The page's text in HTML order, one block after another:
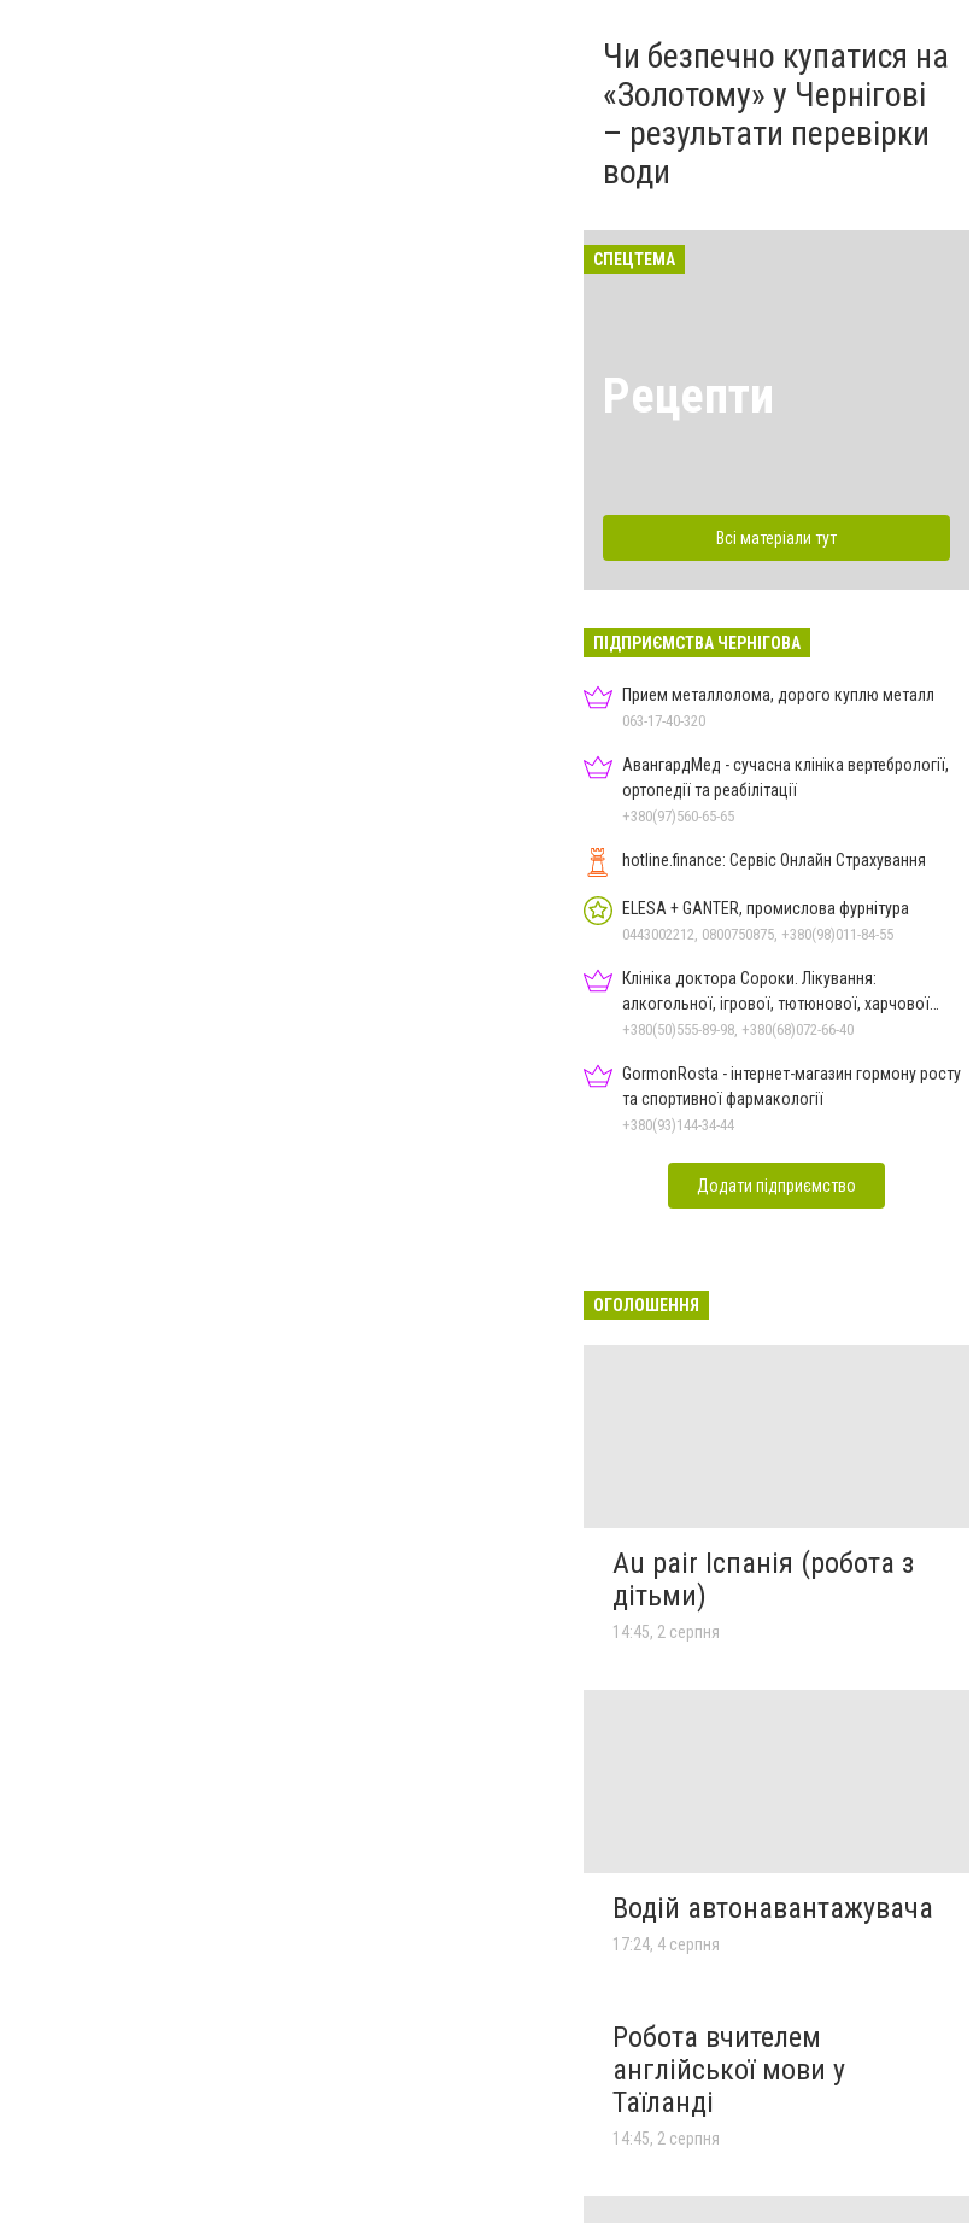
Чи безпечно купатися на
«Золотому» у Чернігові
– результати перевірки
води
СПЕЦТЕМА
Рецепти
Всі матеріали тут
ПІДПРИЄМСТВА ЧЕРНІГОВА
Прием металлолома, дорого куплю металл
063-17-40-320
АвангардМед - сучасна клініка вертебрології,
ортопедії та реабілітації
+380(97)560-65-65
hotline.finance: Сервіс Онлайн Страхування
ELESA + GANTER, промислова фурнітура
0443002212, 0800750875, +380(98)011-84-55
Клініка доктора Сороки. Лікування:
алкогольної, ігрової, тютюнової, харчової
залежностей, неврозів т
+380(50)555-89-98, +380(68)072-66-40
GormonRosta - інтернет-магазин гормону росту
та спортивної фармакології
+380(93)144-34-44
Додати підприємство
ОГОЛОШЕННЯ
Au pair Іспанія (робота з
дітьми)
14:45, 2 серпня
Водій автонавантажувача
17:24, 4 серпня
Робота вчителем
англійської мови у
Таїланді
14:45, 2 серпня